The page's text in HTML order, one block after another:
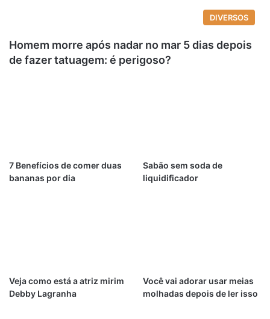
DIVERSOS
Homem morre após nadar no mar 5 dias depois
de fazer tatuagem: é perigoso?
7 Benefícios de comer duas
bananas por dia
Sabão sem soda de
liquidificador
Veja como está a atriz mirim
Debby Lagranha
Você vai adorar usar meias
molhadas depois de ler isso